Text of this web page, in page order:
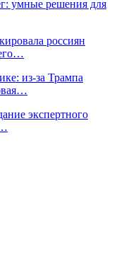
умные решения для
россиян
из-за Трампа
экспертного